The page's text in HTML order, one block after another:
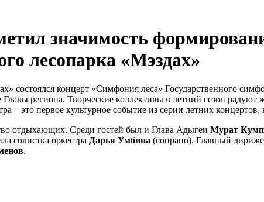
значимость
лесопарка «Мэздах»
состоялся концерт «Симфония леса» Государственного
региона. Творческие коллективы в летний сезон
– это первое культурное событие из серии летних
отдыхающих. Среди гостей был и Глава Адыгеи Мурат
солистка оркестра Дарья Умбина (сопрано). Главный
.